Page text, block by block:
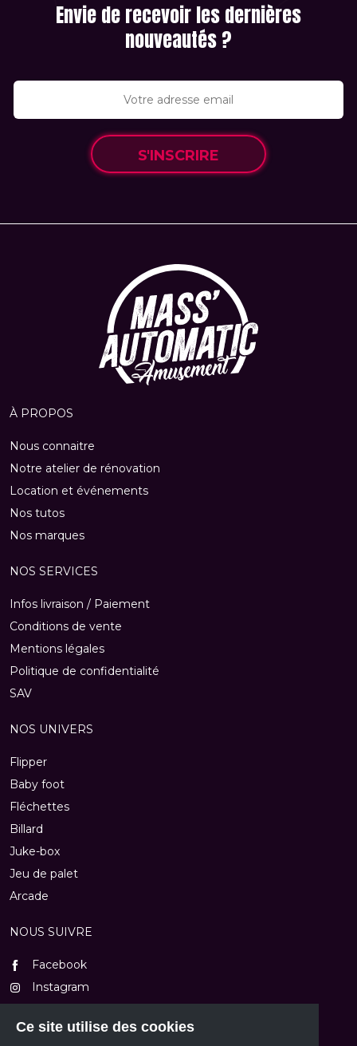
Envie de recevoir les dernières
nouveautés ?
S'INSCRIRE
À PROPOS
Nous connaitre
Notre atelier de rénovation
Location et événements
Nos tutos
Nos marques
NOS SERVICES
Infos livraison / Paiement
Conditions de vente
Mentions légales
Politique de confidentialité
SAV
NOS UNIVERS
Flipper
Baby foot
Fléchettes
Billard
Juke-box
Jeu de palet
Arcade
NOUS SUIVRE
Facebook
Instagram
Youtube
Ce site utilise des cookies